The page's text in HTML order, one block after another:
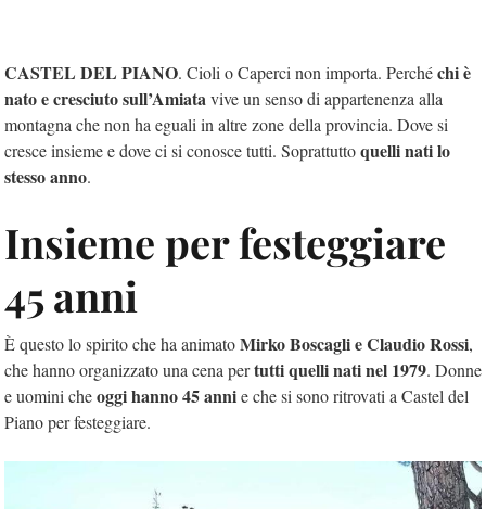
CASTEL DEL PIANO. Cioli o Caperci non importa. Perchéchi è
nato e cresciuto sull’Amiatavive un senso di appartenenza alla
montagna che non ha eguali in altre zone della provincia. Dove si
cresce insieme e dove ci si conosce tutti. Soprattuttoquelli nati lo
stesso anno.
Insieme per festeggiare
45 anni
È questo lo spirito che ha animatoMirko Boscagli e Claudio Rossi,
che hanno organizzato una cena pertutti quelli nati nel 1979. Donne
e uomini cheoggi hanno 45 annie che si sono ritrovati a Castel del
Piano per festeggiare.